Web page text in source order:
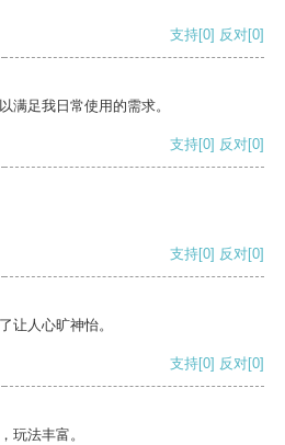
支持[0] 反对[0]
满足我日常使用的需求。
支持[0] 反对[0]
支持[0] 反对[0]
让人心旷神怡。
支持[0] 反对[0]
玩法丰富。